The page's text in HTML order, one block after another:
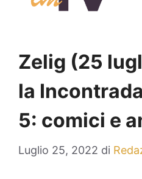
contenuto
Zelig (25
la
5: comici e
Luglio 25, 2022 di